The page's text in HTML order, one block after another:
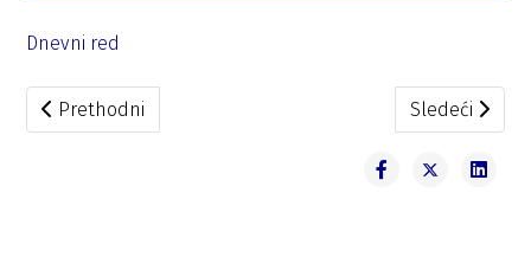
Dnevni red
Prethodni članak: Saziv za 200. sjednicu
Prethodni Sledeći
Sledeći